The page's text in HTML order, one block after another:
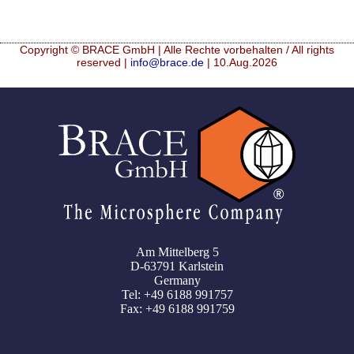
Copyright © BRACE GmbH | Alle Rechte vorbehalten / All rights
reserved | info@brace.de | 10.Aug.2026
Am Mittelberg 5
D-63791 Karlstein
Germany
Tel: +49 6188 991757
Fax: +49 6188 991759